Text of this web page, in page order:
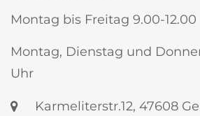
Montag bis Freitag 9.00-12.00
Montag, Dienstag und
Uhr
Karmeliterstr.12, 47608